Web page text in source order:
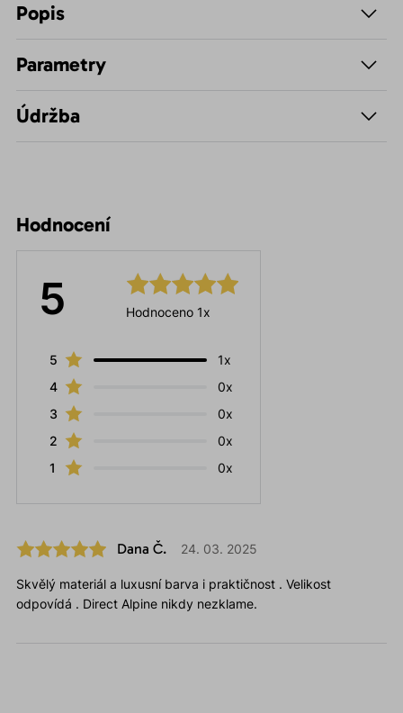
Popis
Parametry
Údržba
Hodnocení
5 Hodnoceno 1x
5
1x
4
0x
3
0x
2
0x
1
0x
Dana Č. 24. 03. 2025
Skvělý materiál a luxusní barva i praktičnost . Velikost
odpovídá . Direct Alpine nikdy nezklame.